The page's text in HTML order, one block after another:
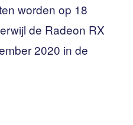
worden op 18
de Radeon RX
2020 in de